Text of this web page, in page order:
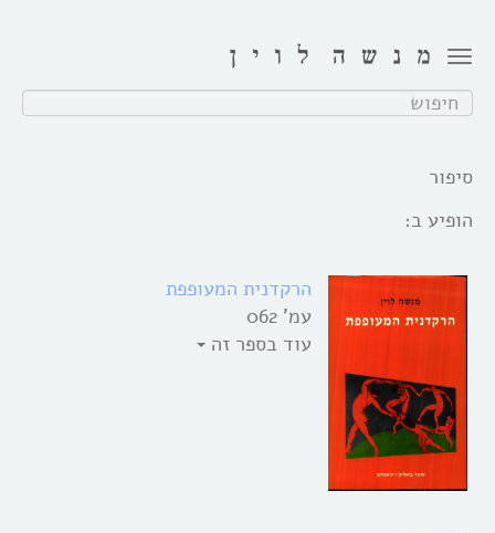
Toggle
navigation
חפש:
סיפור
הופיע ב:
הרקדנית המעופפת
עמ' 062
עוד בספר זה